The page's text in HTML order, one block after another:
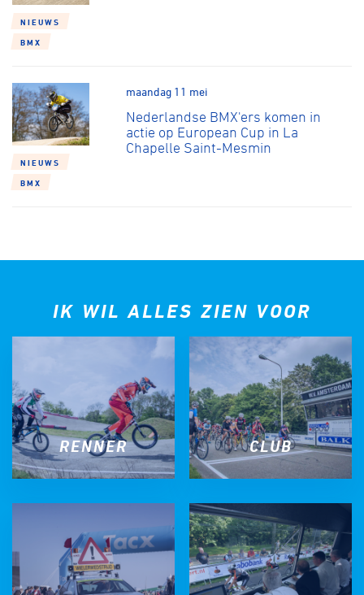
NIEUWS
BMX
NIEUWS
BMX
maandag 11 mei
Nederlandse BMX'ers komen in
actie op European Cup in La
Chapelle Saint-Mesmin
IK WIL ALLES ZIEN VOOR
RENNER CLUB